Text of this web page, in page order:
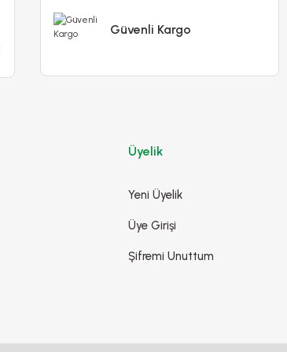
Erguvan Ağacı Tohumu - Cersis Siligvastram
Detaylı İncele
Güvenli Kargo
Üyelik
Yeni Üyelik
Üye Girişi
Şifremi Unuttum